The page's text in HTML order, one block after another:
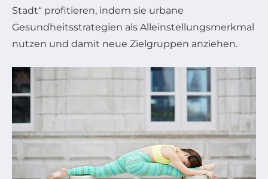
Stadt“ profitieren, indem sie urbane
Gesundheitsstrategien als Alleinstellungsmerkmal
nutzen und damit neue Zielgruppen anziehen.